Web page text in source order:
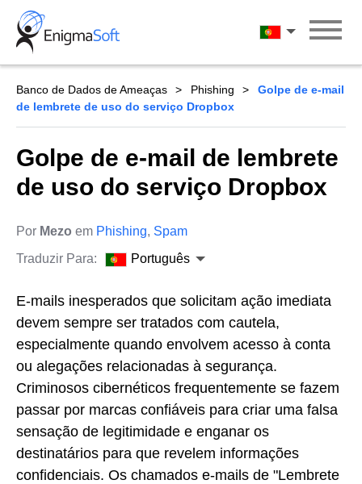
Skip
content
Português
Banco de Dados de Ameaças Phishing
Golpe de e-mail
de lembrete de uso do serviço Dropbox
Golpe de e-mail de lembrete
de uso do serviço Dropbox
Por Mezo em Phishing, Spam
Traduzir Para:
Português
E-mails inesperados que solicitam ação imediata
devem sempre ser tratados com cautela,
especialmente quando envolvem acesso à conta
ou alegações relacionadas à segurança.
Criminosos cibernéticos frequentemente se fazem
passar por marcas confiáveis para criar uma falsa
sensação de legitimidade e enganar os
destinatários para que revelem informações
confidenciais. Os chamados e-mails de "Lembrete